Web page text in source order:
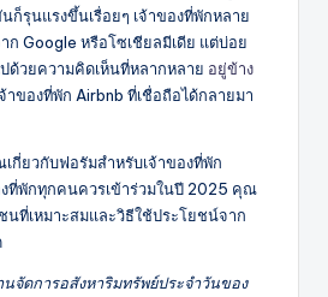
ก็รุนแรงขึ้นเรื่อยๆ เจ้าของที่พักหลาย
Google หรือโซเชียลมีเดีย แต่บ่อย
ด้วยความคิดเห็นที่หลากหลาย อยู่ข้าง
าของที่พัก Airbnb ที่เชื่อถือได้กลายมา
กี่ยวกับฟอรัมสำหรับเจ้าของที่พัก
ที่พักทุกคนควรเข้าร่วมในปี 2025 คุณ
นที่เหมาะสมและวิธีใช้ประโยชน์จาก
จัดการอสังหาริมทรัพย์ประจำวันของ